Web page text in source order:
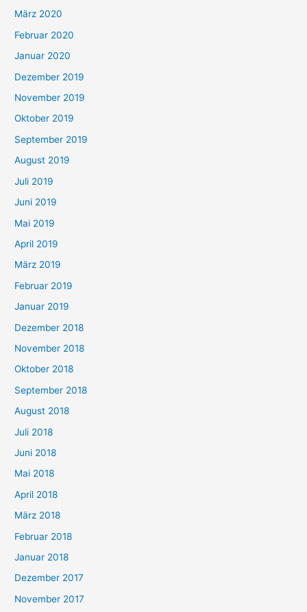
März 2020
Februar 2020
Januar 2020
Dezember 2019
November 2019
Oktober 2019
September 2019
August 2019
Juli 2019
Juni 2019
Mai 2019
April 2019
März 2019
Februar 2019
Januar 2019
Dezember 2018
November 2018
Oktober 2018
September 2018
August 2018
Juli 2018
Juni 2018
Mai 2018
April 2018
März 2018
Februar 2018
Januar 2018
Dezember 2017
November 2017